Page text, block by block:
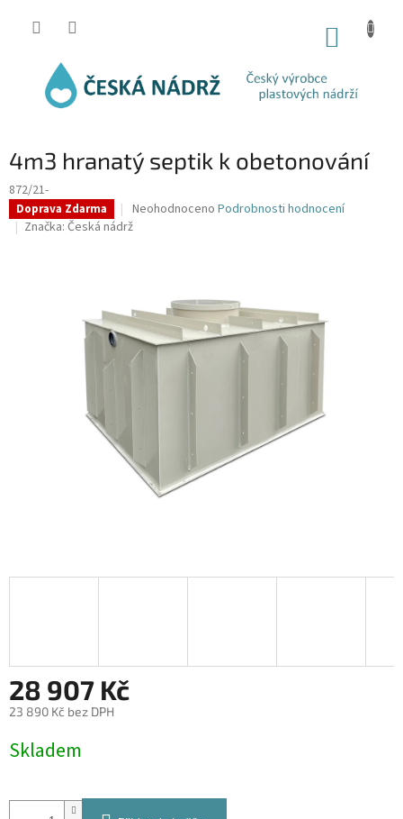
4m3 hranatý septik k obetonování
872/21-
Doprava Zdarma
Průměrné
hodnocení
5
hvězdiček.
Neohodnoceno Podrobnosti hodnocení
Značka: Česká nádrž
28 907 Kč
23 890 Kč bez DPH
cena:
Skladem